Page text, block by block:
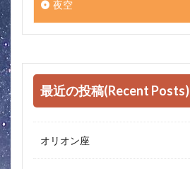
夜空
最近の投稿(Recent Posts)
オリオン座